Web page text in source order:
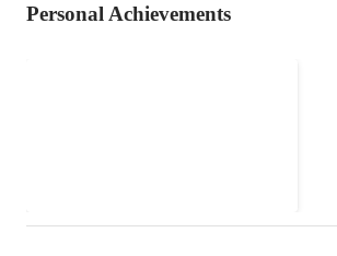
Personal Achievements
可能。 自分は投影部分や他の機能